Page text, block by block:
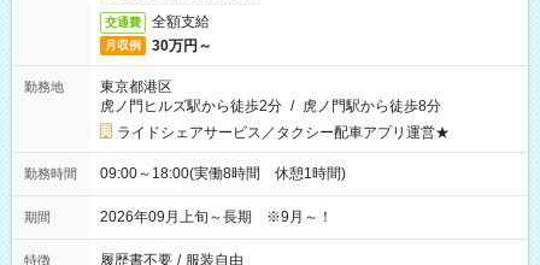
交通費 全額支給
月収例 30万円～
勤務地
東京都港区
虎ノ門ヒルズ駅から徒歩2分 / 虎ノ門駅から徒歩8分
ライドシェアサービス／タクシー配車アプリ運営★
勤務時間 09:00～18:00(実働8時間 休憩1時間)
期間 2026年09月上旬～長期 ※9月～！
特徴 履歴書不要 / 服装自由